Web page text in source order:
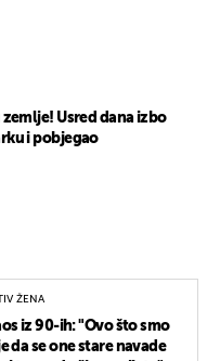
zemlje! Usred dana izbo
i pobjegao
ŽENA
iz 90-ih: "Ovo što smo
da se one stare navade